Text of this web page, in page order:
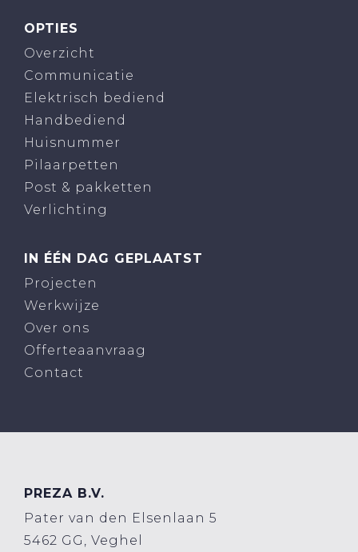
OPTIES
Overzicht
Communicatie
Elektrisch bediend
Handbediend
Huisnummer
Pilaarpetten
Post & pakketten
Verlichting
IN ÉÉN DAG GEPLAATST
Projecten
Werkwijze
Over ons
Offerteaanvraag
Contact
PREZA B.V.
Pater van den Elsenlaan 5
5462 GG, Veghel